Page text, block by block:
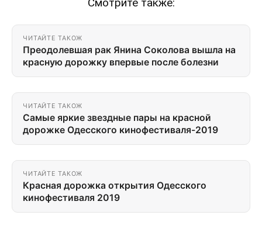
Смотрите также:
ЧИТАЙТЕ ТАКОЖ
Преодолевшая рак Янина Соколова вышла на
красную дорожку впервые после болезни
ЧИТАЙТЕ ТАКОЖ
Самые яркие звездные пары на красной
дорожке Одесского кинофестиваля-2019
ЧИТАЙТЕ ТАКОЖ
Красная дорожка открытия Одесского
кинофестиваля 2019